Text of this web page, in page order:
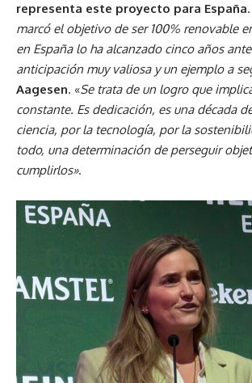
representa este proyecto para España
marcó el objetivo de ser 100% renovable
en España lo ha alcanzado cinco años
anticipación muy valiosa y un ejemplo a
Aagesen. «Se trata de un logro que
constante. Es dedicación, es una década
ciencia, por la tecnología, por la
todo, una determinación de perseguir
cumplirlos».